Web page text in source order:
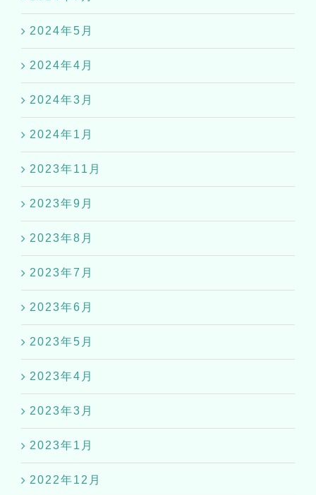
2024年5月
2024年4月
2024年3月
2024年1月
2023年11月
2023年9月
2023年8月
2023年7月
2023年6月
2023年5月
2023年4月
2023年3月
2023年1月
2022年12月